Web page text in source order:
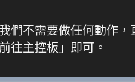
們不需要做任何動作，
往主控板」即可。